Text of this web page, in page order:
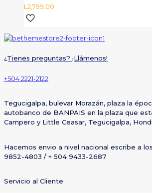
L 2,799.00
¿Tienes preguntas? ¡Llámenos!
+504 2221-2122
Tegucigalpa, bulevar Morazán, plaza la
autobanco de BANPAIS en la plaza que
Campero y Little Ceasar, Tegucigalpa,
Hacemos envio a nivel nacional escribe a
9852-4803 / + 504 9433-2687
Servicio al Cliente